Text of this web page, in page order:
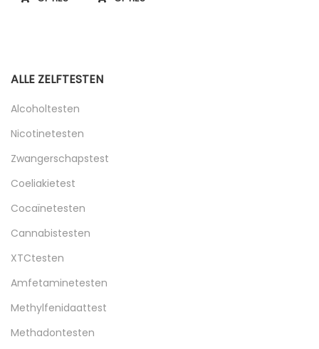
ALLE ZELFTESTEN
Alcoholtesten
Nicotinetesten
Zwangerschapstest
Coeliakietest
Cocaïnetesten
Cannabistesten
XTCtesten
Amfetaminetesten
Methylfenidaattest
Methadontesten